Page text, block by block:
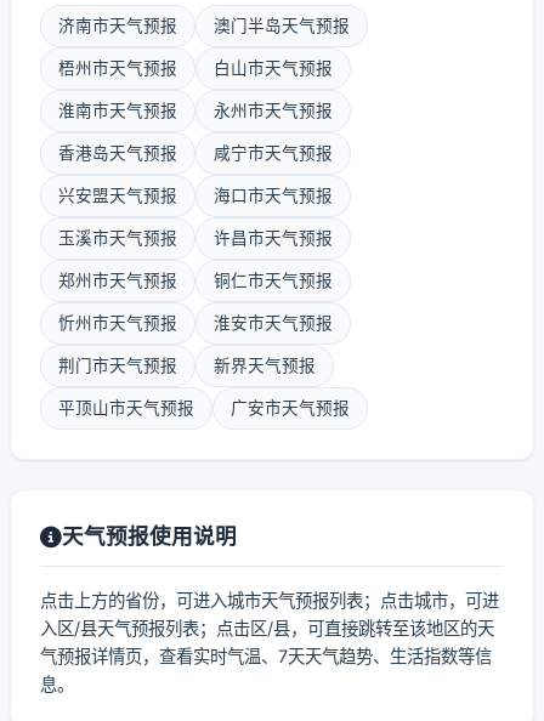
济南市天气预报 澳门半岛天气预报
梧州市天气预报 白山市天气预报
淮南市天气预报 永州市天气预报
香港岛天气预报 咸宁市天气预报
兴安盟天气预报 海口市天气预报
玉溪市天气预报 许昌市天气预报
郑州市天气预报 铜仁市天气预报
忻州市天气预报 淮安市天气预报
荆门市天气预报 新界天气预报
平顶山市天气预报 广安市天气预报
天气预报使用说明
点击上方的省份，可进入城市天气预报列表；点击城市，可进
入区/县天气预报列表；点击区/县，可直接跳转至该地区的天
气预报详情页，查看实时气温、7天天气趋势、生活指数等信
息。